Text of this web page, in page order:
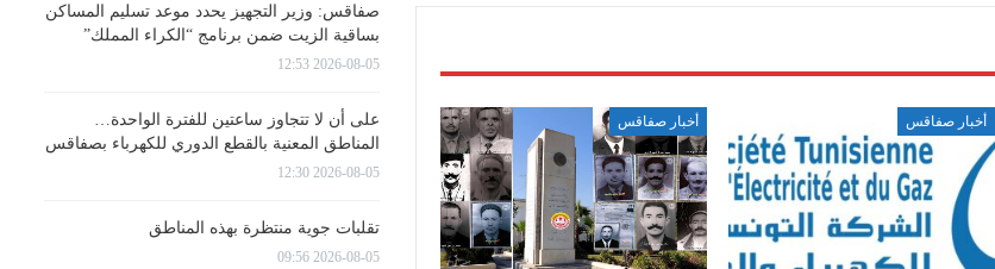
أخبار صفاقس أخبار صفاقس
صفاقس: وزير التجهيز يحدد موعد تسليم المساكن
بساقية الزيت ضمن برنامج “الكراء المملك”
2026-08-05 12:53
على أن لا تتجاوز ساعتين للفترة الواحدة…
المناطق المعنية بالقطع الدوري للكهرباء بصفاقس
2026-08-05 12:30
تقلبات جوية منتظرة بهذه المناطق
2026-08-05 09:56